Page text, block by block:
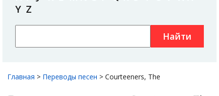
Y Z
Найти
Главная > Переводы песен > Courteeners, The